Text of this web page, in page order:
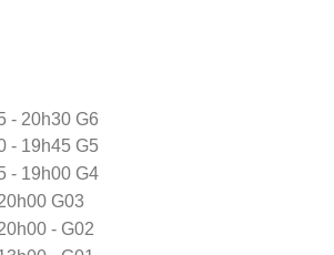
- 20h30 G6
- 19h45 G5
- 19h00 G4
G03
- G02